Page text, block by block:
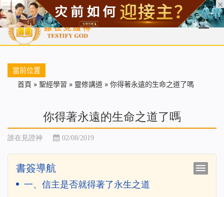
首頁 每日靈糧 天國福音 基督徒見證 信仰解答 聖經
當前位置
首頁 » 聖經學習 » 靈修講道 » 你得著永遠的生命之道了嗎
你得著永遠的生命之道了嗎
誰在見證神 02/08/2019
書簽導航
一、信主是否就得著了永生之道